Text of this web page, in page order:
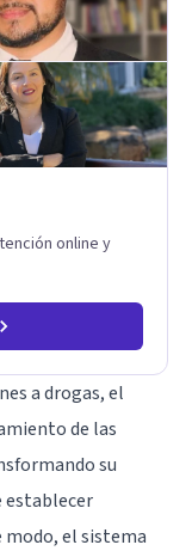
contigo y tus
y mejorar la
y Terapias
Terapia de
en la solución
niños
tu calidad de
online y
a drogas, el
de las
su
establecer
modo, el sistema